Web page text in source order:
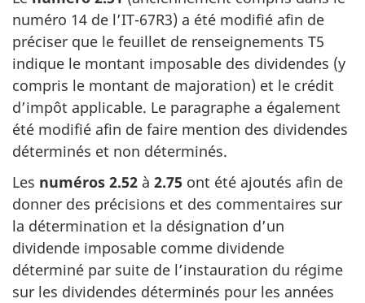
numéro 14 de l’IT-67R3) a été modifié afin de
préciser que le feuillet de renseignements T5
indique le montant imposable des dividendes (y
compris le montant de majoration) et le crédit
d’impôt applicable. Le paragraphe a également
été modifié afin de faire mention des dividendes
déterminés et non déterminés.
Les numéros 2.52 à 2.75 ont été ajoutés afin de
donner des précisions et des commentaires sur
la détermination et la désignation d’un
dividende imposable comme dividende
déterminé par suite de l’instauration du régime
sur les dividendes déterminés pour les années